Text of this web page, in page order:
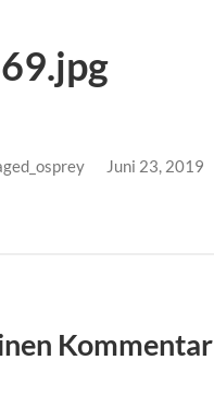
Juni 23, 2019
Kommentar